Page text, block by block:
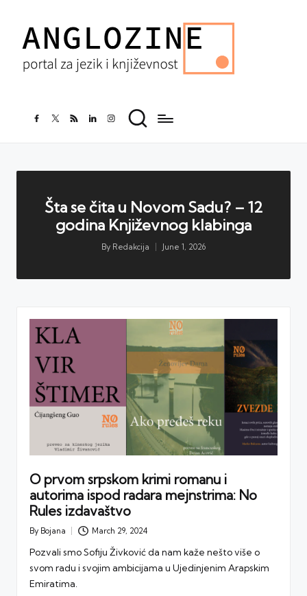
facebook.com
twitter.com
rss.comlinkedin.com
instagram.com
Šta se čita u Novom Sadu? – 12
godina Književnog klabinga
Posted
By Redakcija June 1, 2026
O prvom srpskom krimi romanu i
autorima ispod radara mejnstrima: No
Rules izdavaštvo
Posted
By Bojana March 29, 2024
Pozvali smo Sofiju Živković da nam kaže nešto više o
svom radu i svojim ambicijama u Ujedinjenim Arapskim
Emiratima.